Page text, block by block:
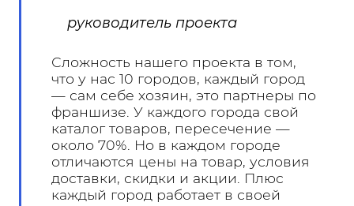
руководитель проекта
Сложность нашего проекта в том,
что у нас 10 городов, каждый город
— сам себе хозяин, это партнеры по
франшизе. У каждого города свой
каталог товаров, пересечение —
около 70%. Но в каждом городе
отличаются цены на товар, условия
доставки, скидки и акции. Плюс
каждый город работает в своей